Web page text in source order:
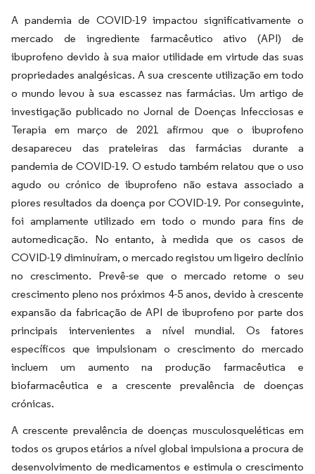
A pandemia de COVID-19 impactou significativamente o
mercado de ingrediente farmacêutico ativo (API) de
ibuprofeno devido à sua maior utilidade em virtude das suas
propriedades analgésicas. A sua crescente utilização em todo
o mundo levou à sua escassez nas farmácias. Um artigo de
investigação publicado no Jornal de Doenças Infecciosas e
Terapia em março de 2021 afirmou que o ibuprofeno
desapareceu das prateleiras das farmácias durante a
pandemia de COVID-19. O estudo também relatou que o uso
agudo ou crónico de ibuprofeno não estava associado a
piores resultados da doença por COVID-19. Por conseguinte,
foi amplamente utilizado em todo o mundo para fins de
automedicação. No entanto, à medida que os casos de
COVID-19 diminuíram, o mercado registou um ligeiro declínio
no crescimento. Prevê-se que o mercado retome o seu
crescimento pleno nos próximos 4-5 anos, devido à crescente
expansão da fabricação de API de ibuprofeno por parte dos
principais intervenientes a nível mundial. Os fatores
específicos que impulsionam o crescimento do mercado
incluem um aumento na produção farmacêutica e
biofarmacêutica e a crescente prevalência de doenças
crónicas.
A crescente prevalência de doenças musculosqueléticas em
todos os grupos etários a nível global impulsiona a procura de
desenvolvimento de medicamentos e estimula o crescimento